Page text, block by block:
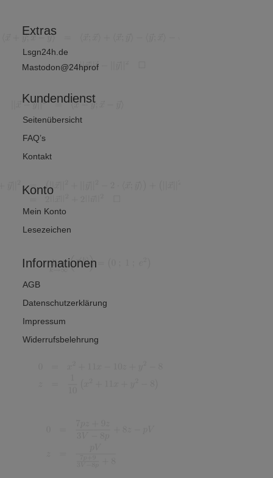
Extras
Lsgn24h.de
Mastodon@24hprof
Kundendienst
Seitenübersicht
FAQ’s
Kontakt
Konto
Mein Konto
Lesezeichen
Informationen
AGB
Datenschutzerklärung
Impressum
Widerrufsbelehrung